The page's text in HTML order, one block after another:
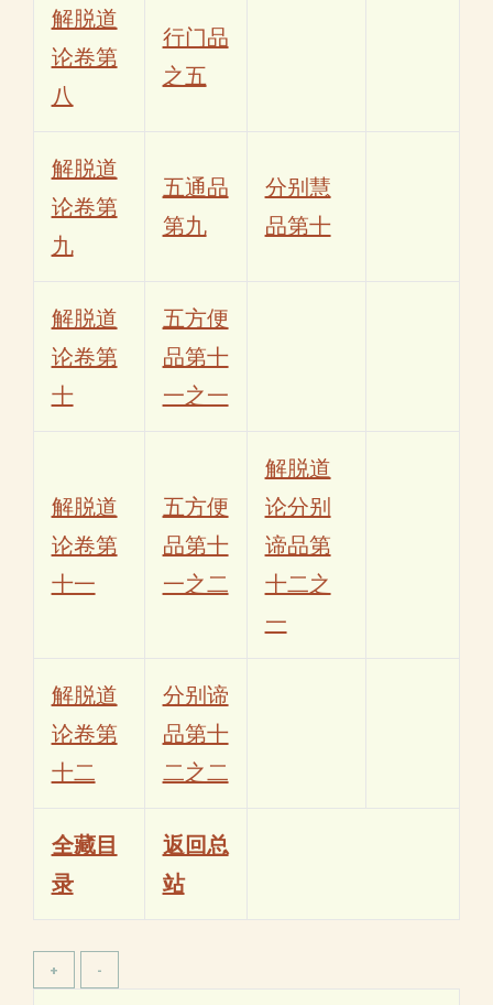
解脱道
论卷第
八
行门品
之五
解脱道
论卷第
九
五通品
第九
分别慧
品第十
解脱道
论卷第
十
五方便
品第十
一之一
解脱道
论卷第
十一
五方便
品第十
一之二
解脱道
论分别
谛品第
十二之
一
解脱道
论卷第
十二
分别谛
品第十
二之二
全藏目
录
返回总
站